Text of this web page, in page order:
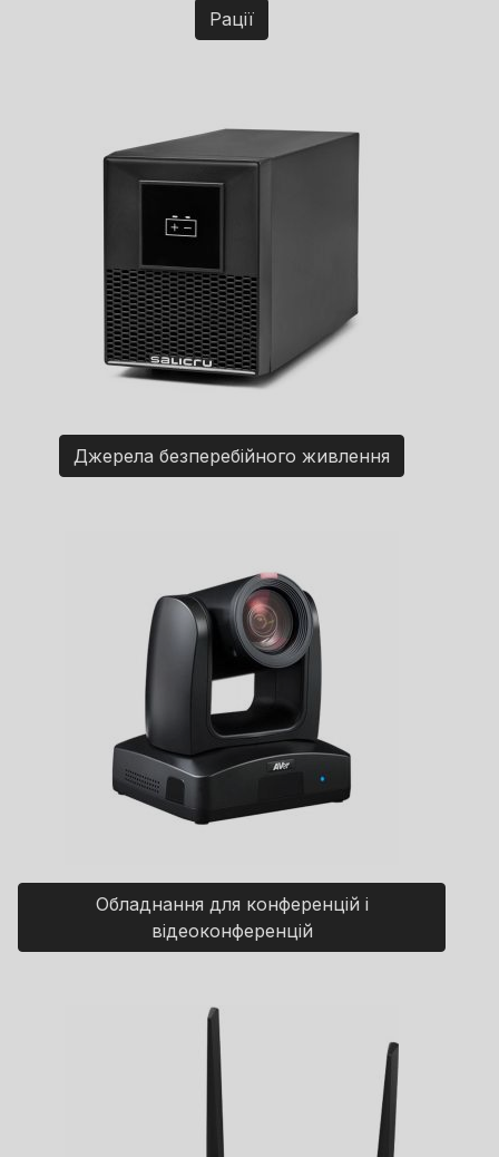
Рації
Джерела безперебійного живлення
Обладнання для конференцій і
відеоконференцій